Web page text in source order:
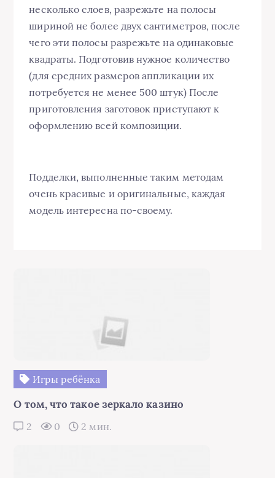
несколько слоев, разрежьте на полосы
шириной не более двух сантиметров, после
чего эти полосы разрежьте на одинаковые
квадраты. Подготовив нужное количество
(для средних размеров аппликации их
потребуется не менее 500 штук) После
приготовления заготовок приступают к
оформлению всей композиции.
Подделки, выполненные таким методам
очень красивые и оригинальные, каждая
модель интересна по-своему.
Игры ребёнка
О том, что такое зеркало казино
2 0 2 мин.